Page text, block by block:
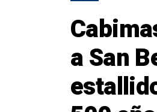
a San